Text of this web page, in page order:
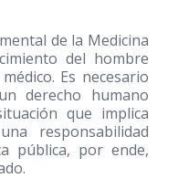
de la Medicina
del hombre
Es necesario
derecho humano
que implica
responsabilidad
pública, por ende,